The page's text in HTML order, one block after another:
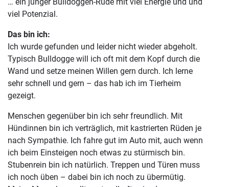
viel Potenzial.
Das bin ich:
Ich wurde gefunden und leider nicht wieder abgeholt.
Typisch Bulldogge will ich oft mit dem Kopf durch die
Wand und setze meinen Willen gern durch. Ich lerne
sehr schnell und gern – das hab ich im Tierheim
gezeigt.
Menschen gegenüber bin ich sehr freundlich. Mit
Hündinnen bin ich verträglich, mit kastrierten Rüden je
nach Sympathie. Ich fahre gut im Auto mit, auch wenn
ich beim Einsteigen noch etwas zu stürmisch bin.
Stubenrein bin ich natürlich. Treppen und Türen muss
ich noch üben – dabei bin ich noch zu übermütig.